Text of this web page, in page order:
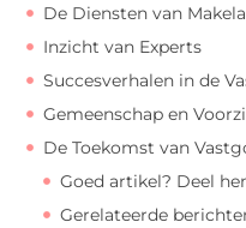
De Diensten van
Inzicht van Experts
Succesverhalen in de
Gemeenschap en
De Toekomst van
Goed artikel? Deel
Gerelateerde